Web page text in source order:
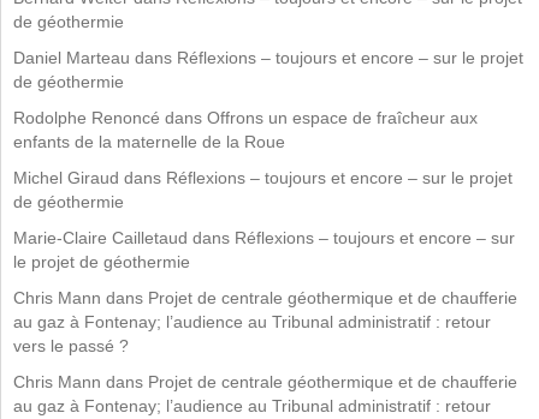
de géothermie
Daniel Marteau dans Réflexions – toujours et encore – sur le projet
de géothermie
Rodolphe Renoncé dans Offrons un espace de fraîcheur aux
enfants de la maternelle de la Roue
Michel Giraud dans Réflexions – toujours et encore – sur le projet
de géothermie
Marie-Claire Cailletaud dans Réflexions – toujours et encore – sur
le projet de géothermie
Chris Mann dans Projet de centrale géothermique et de chaufferie
au gaz à Fontenay; l’audience au Tribunal administratif : retour
vers le passé ?
Chris Mann dans Projet de centrale géothermique et de chaufferie
au gaz à Fontenay; l’audience au Tribunal administratif : retour